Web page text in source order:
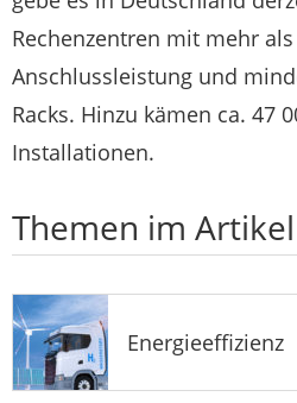
Rechenzentren mit mehr als
Anschlussleistung und
Racks. Hinzu kämen ca. 47
Installationen.
Themen im Artikel
Energieeffizienz